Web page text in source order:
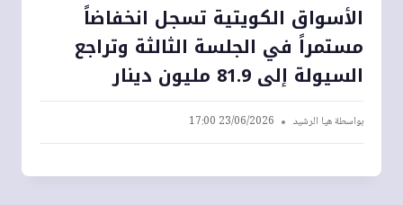
الأسواق الكويتية تسجل انخفاضاً
مستمراً في الجلسة الثالثة وتراجع
السيولة إلى 81.9 مليون دينار
بواسطةهيا الرشيد 23/06/2026 17:00